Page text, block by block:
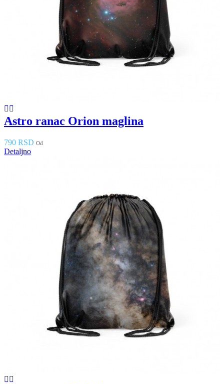
Astro ranac Orion maglina
790 RSD Od
Detaljno